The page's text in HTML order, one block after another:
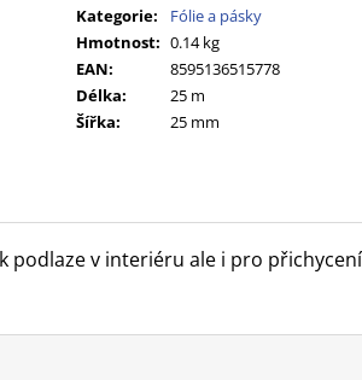
Kategorie:
Fólie a pásky
Hmotnost: 0.14 kg
EAN:
8595136515778
Délka:
25 m
Šířka: 25 mm
podlaze v interiéru ale i pro